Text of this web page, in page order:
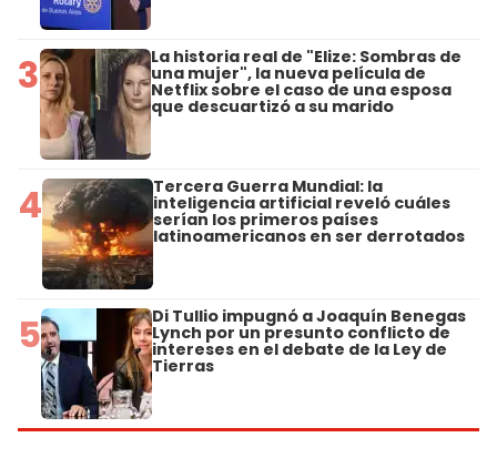
3 La historia real de "Elize: Sombras de
una mujer", la nueva película de
Netflix sobre el caso de una esposa
que descuartizó a su marido
4 Tercera Guerra Mundial: la
inteligencia artificial reveló cuáles
serían los primeros países
latinoamericanos en ser derrotados
5 Di Tullio impugnó a Joaquín Benegas
Lynch por un presunto conflicto de
intereses en el debate de la Ley de
Tierras